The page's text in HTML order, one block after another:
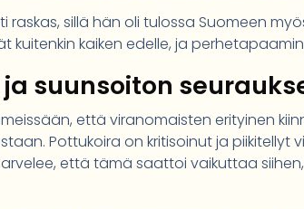
raskas, sillä hän oli tulossa Suomeen
kuitenkin kaiken edelle, ja
suunsoiton
että viranomaisten erityinen
Pottukoira on kritisoinut ja piikitellyt
että tämä saattoi vaikuttaa